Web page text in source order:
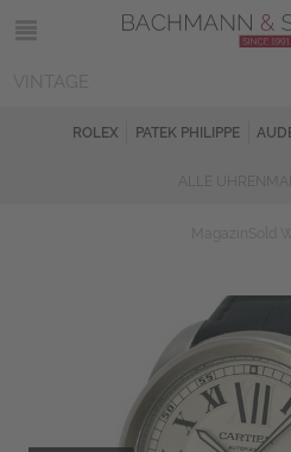
ROLEX PATEK PHILIPPE